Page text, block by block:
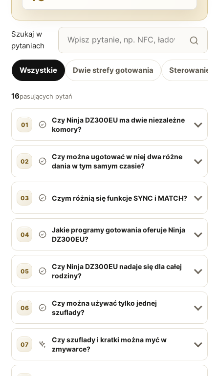
Szukaj w
pytaniach
Wszystkie Dwie strefy gotowania Sterowanie i
16pasujących pytań
01
Czy Ninja DZ300EU ma dwie niezależne
komory?
02
Czy można ugotować w niej dwa różne
dania w tym samym czasie?
03 Czym różnią się funkcje SYNC i MATCH?
04
Jakie programy gotowania oferuje Ninja
DZ300EU?
05
Czy Ninja DZ300EU nadaje się dla całej
rodziny?
06
Czy można używać tylko jednej
szuflady?
07
Czy szuflady i kratki można myć w
zmywarce?